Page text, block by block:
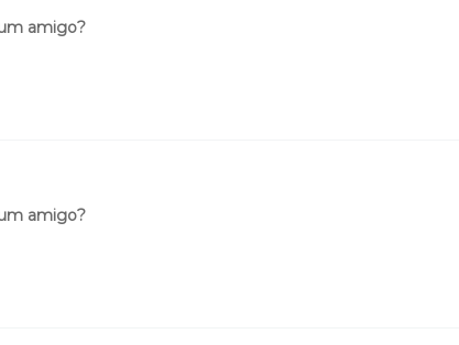
amigo?
amigo?